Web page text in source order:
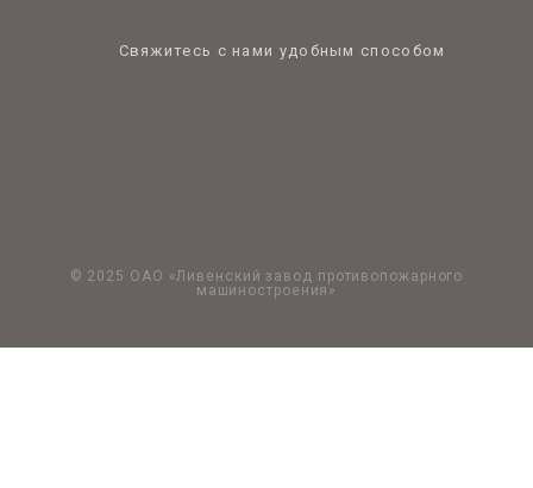
Свяжитесь с нами удобным способом
© 2025 ОАО «Ливенский завод противопожарного
машиностроения»